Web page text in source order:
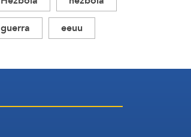
guerra
eeuu